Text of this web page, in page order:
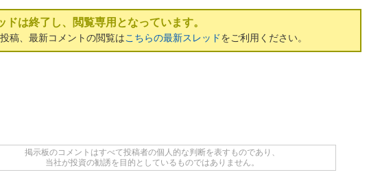
ドは終了し、閲覧専用となっています。
稿、最新コメントの閲覧はこちらの最新スレッドをご利用ください。
掲示板のコメントはすべて投稿者の個人的な判断を表すものであり、
当社が投資の勧誘を目的としているものではありません。